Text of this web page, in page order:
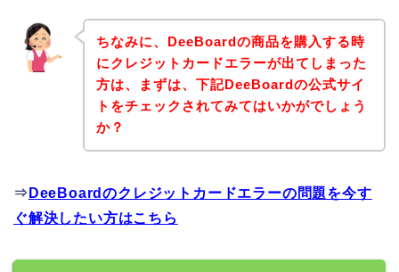
ちなみに、DeeBoardの商品を購入する時
にクレジットカードエラーが出てしまった
方は、まずは、下記DeeBoardの公式サイ
トをチェックされてみてはいかがでしょう
か？
⇒ DeeBoardのクレジットカードエラーの問題を今す
ぐ解決したい方はこちら